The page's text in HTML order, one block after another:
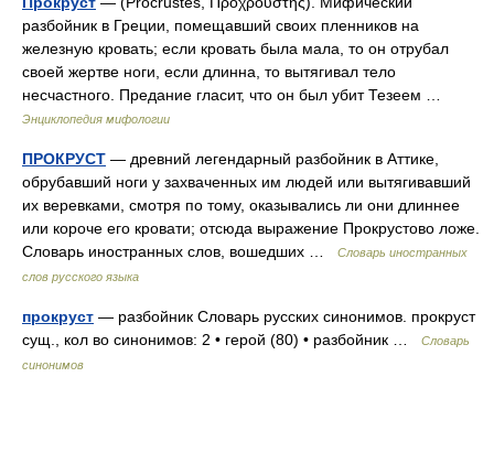
разбойник в Греции, помещавший своих пленников на
железную кровать; если кровать была мала, то он отрубал
своей жертве ноги, если длинна, то вытягивал тело
несчастного. Предание гласит, что он был убит Тезеем …
Энциклопедия мифологии
ПРОКРУСТ — древний легендарный разбойник в Аттике,
обрубавший ноги у захваченных им людей или вытягивавший
их веревками, смотря по тому, оказывались ли они длиннее
или короче его кровати; отсюда выражение Прокрустово ложе.
Словарь иностранных слов, вошедших …
Словарь иностранных
слов русского языка
прокруст — разбойник Словарь русских синонимов. прокруст
сущ., кол во синонимов: 2 • герой (80) • разбойник …
Словарь
синонимов